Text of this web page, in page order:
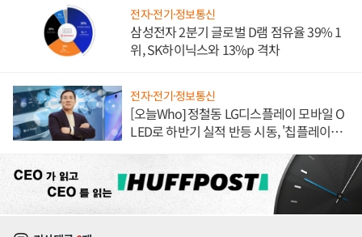
전자·전기·정보통신
삼성전자 2분기 글로벌 D램 점유율 39% 1
위, SK하이닉스와 13%p 격차
전자·전기·정보통신
[오늘Who] 정철동 LG디스플레이 모바일 O
LED로 하반기 실적 반등 시동, '칩플레이